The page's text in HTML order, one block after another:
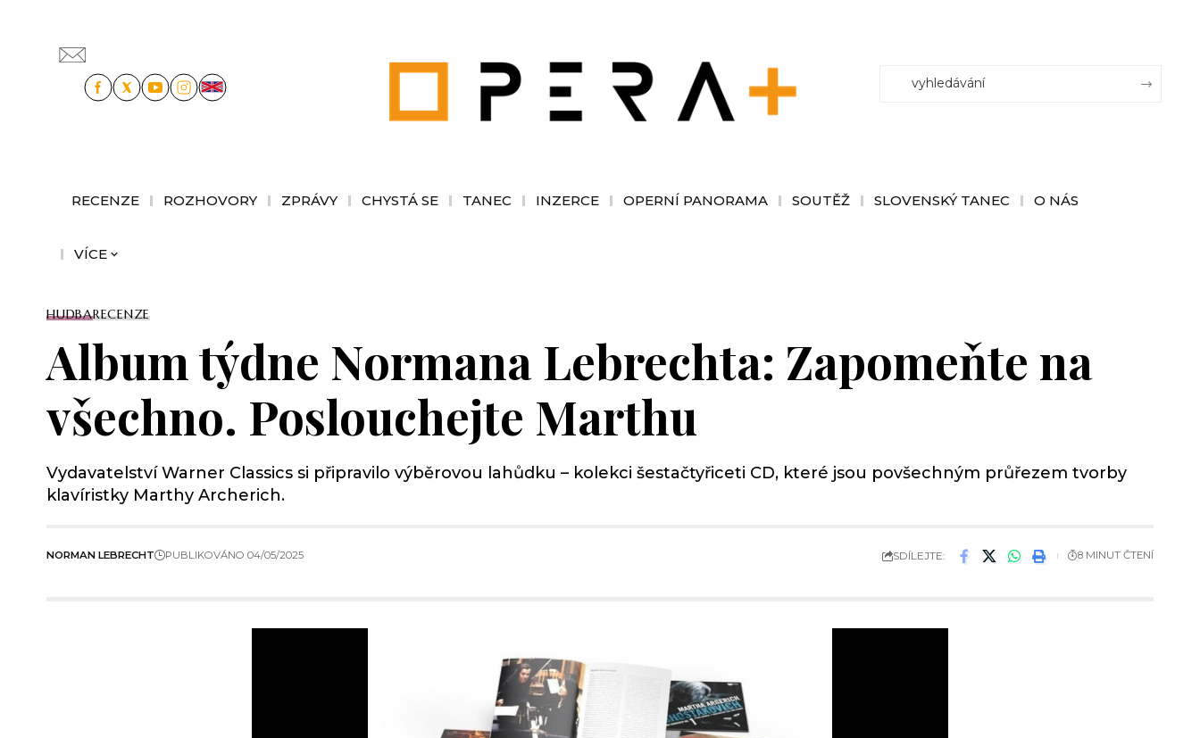
RECENZE ROZHOVORY ZPRÁVY CHYSTÁ SE TANEC INZERCE OPERNÍ PANORAMA SOUTĚŽ SLOVENSKÝ TANEC O NÁS
VÍCE
HUDBARECENZE
Album týdne Normana Lebrechta: Zapomeňte na
všechno. Poslouchejte Marthu
Vydavatelství Warner Classics si připravilo výběrovou lahůdku – kolekci šestačtyřiceti CD, které jsou povšechným průřezem tvorby
klavíristky Marthy Archerich.
NORMAN LEBRECHT PUBLIKOVÁNO 04/05/2025 SDÍLEJTE: 8 MINUT ČTENÍ